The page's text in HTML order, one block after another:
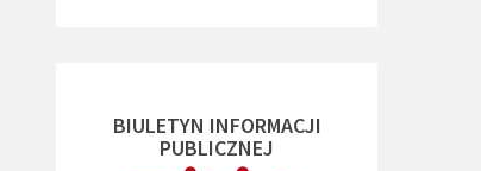
BIULETYN INFORMACJI
PUBLICZNEJ